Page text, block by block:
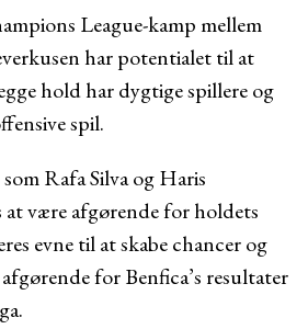
League-kamp mellem
har potentialet til at
hold har dygtige spillere og
spil.
Rafa Silva og Haris
at være afgørende for holdets
evne til at skabe chancer og
for Benfica’s resultater